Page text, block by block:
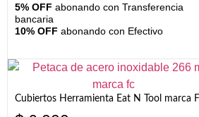
5% OFF abonando con Transferencia
bancaria
10% OFF abonando con Efectivo
Cubiertos Herramienta Eat N Tool marca